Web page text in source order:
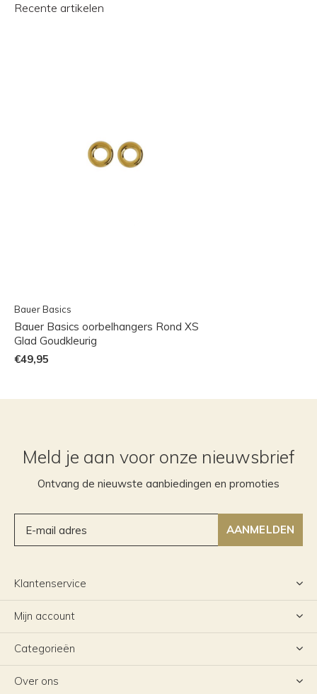
Recente artikelen
Bauer Basics
Bauer Basics oorbelhangers Rond XS
Glad Goudkleurig
€49,95
Meld je aan voor onze nieuwsbrief
Ontvang de nieuwste aanbiedingen en promoties
AANMELDEN
Klantenservice
Mijn account
Categorieën
Over ons